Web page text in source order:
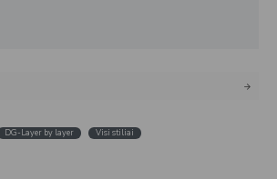
DG-Layer by layer Visi stiliai